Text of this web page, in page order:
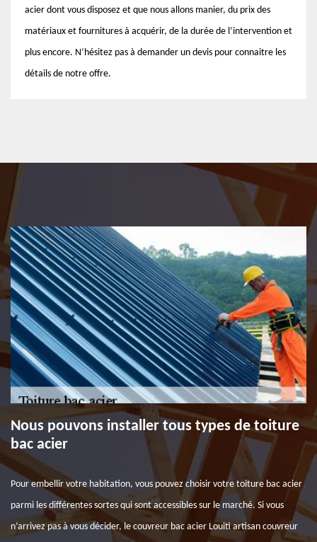
acier dont vous disposez et que nous allons manier, du prix des
matériaux et fournitures à acquérir, de la durée de l’intervention et
plus encore. N’hésitez pas à demander un devis pour connaitre les
détails de notre offre.
Nous pouvons installer tous types de toiture
bac acier
Pour embellir votre habitation, vous pouvez choisir votre toiture bac acier
parmi les différentes sortes qui sont accessibles sur le marché. Si vous
n’arrivez pas à vous décider, le couvreur bac acier Louiti artisan couvreur